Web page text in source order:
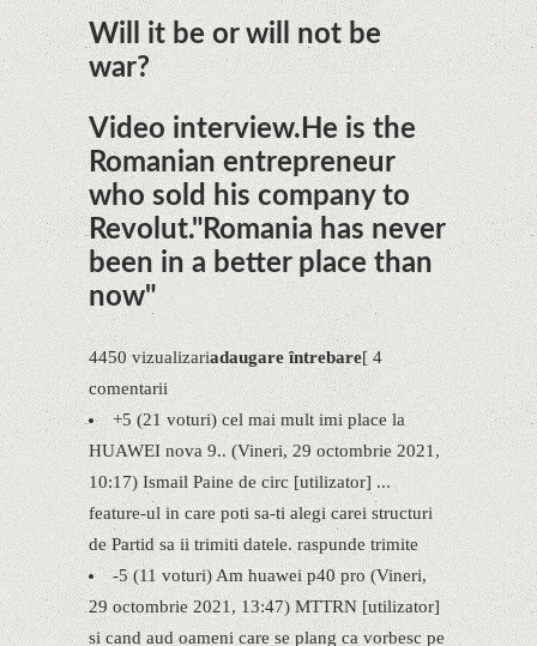
Will it be or will not be
war?
​​Video interview.He is the
Romanian entrepreneur
who sold his company to
Revolut."Romania has never
been in a better place than
now"
4450 vizualizariadaugare întrebare[ 4
comentarii
+5 (21 voturi) cel mai mult imi place la
HUAWEI nova 9.. (Vineri, 29 octombrie 2021,
10:17) Ismail Paine de circ [utilizator] ...
feature-ul in care poti sa-ti alegi carei structuri
de Partid sa ii trimiti datele. raspunde trimite
-5 (11 voturi) Am huawei p40 pro (Vineri,
29 octombrie 2021, 13:47) MTTRN [utilizator]
si cand aud oameni care se plang ca vorbesc pe